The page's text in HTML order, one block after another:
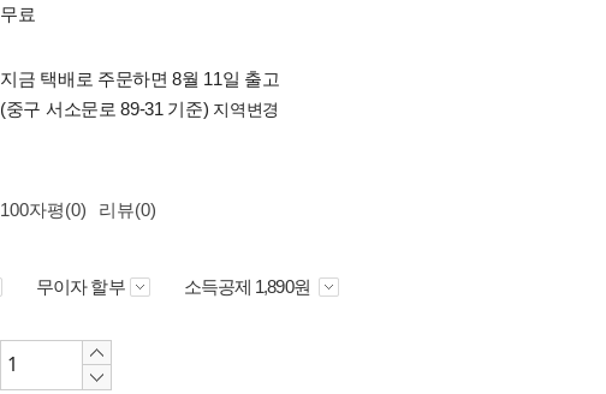
무료
지금 택배로 주문하면 8월 11일 출고
(중구 서소문로 89-31 기준) 지역변경
100자평(0) 리뷰(0)
무이자 할부 소득공제 1,890원